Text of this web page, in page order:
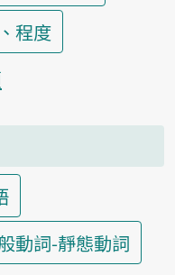
程度
動詞-靜態動詞